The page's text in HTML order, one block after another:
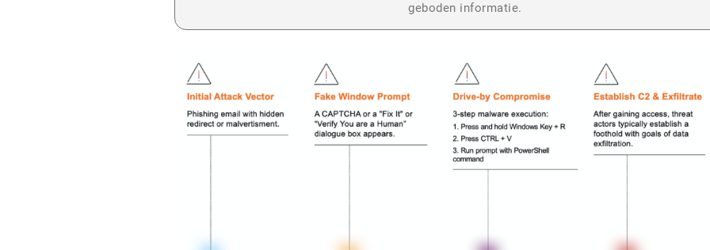
geboden informatie.